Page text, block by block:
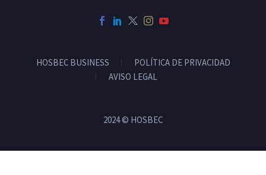
HOSBEC BUSINESS
POLÍTICA DE PRIVACIDAD
AVISO LEGAL
2024 © HOSBEC